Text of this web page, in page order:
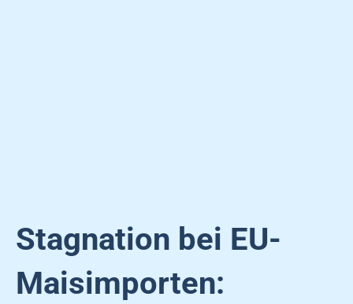
Stagnation bei EU-
Maisimporten: